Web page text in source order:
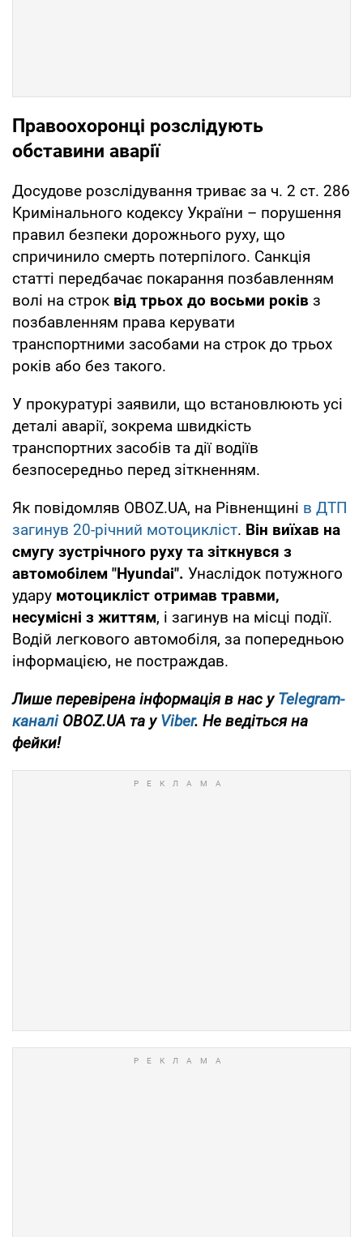
Правоохоронці розслідують
обставини аварії
Досудове розслідування триває за ч. 2 ст. 286
Кримінального кодексу України – порушення
правил безпеки дорожнього руху, що
спричинило смерть потерпілого. Санкція
статті передбачає покарання позбавленням
волі на строк від трьох до восьми років з
позбавленням права керувати
транспортними засобами на строк до трьох
років або без такого.
У прокуратурі заявили, що встановлюють усі
деталі аварії, зокрема швидкість
транспортних засобів та дії водіїв
безпосередньо перед зіткненням.
Як повідомляв OBOZ.UA, на Рівненщині в ДТП
загинув 20-річний мотоцикліст. Він виїхав на
смугу зустрічного руху та зіткнувся з
автомобілем "Hyundai". Унаслідок потужного
удару мотоцикліст отримав травми,
несумісні з життям, і загинув на місці події.
Водій легкового автомобіля, за попередньою
інформацією, не постраждав.
Лише перевірена інформація в нас уTelegram-
каналіOBOZ.UA та уViber. Не ведіться на
фейки!